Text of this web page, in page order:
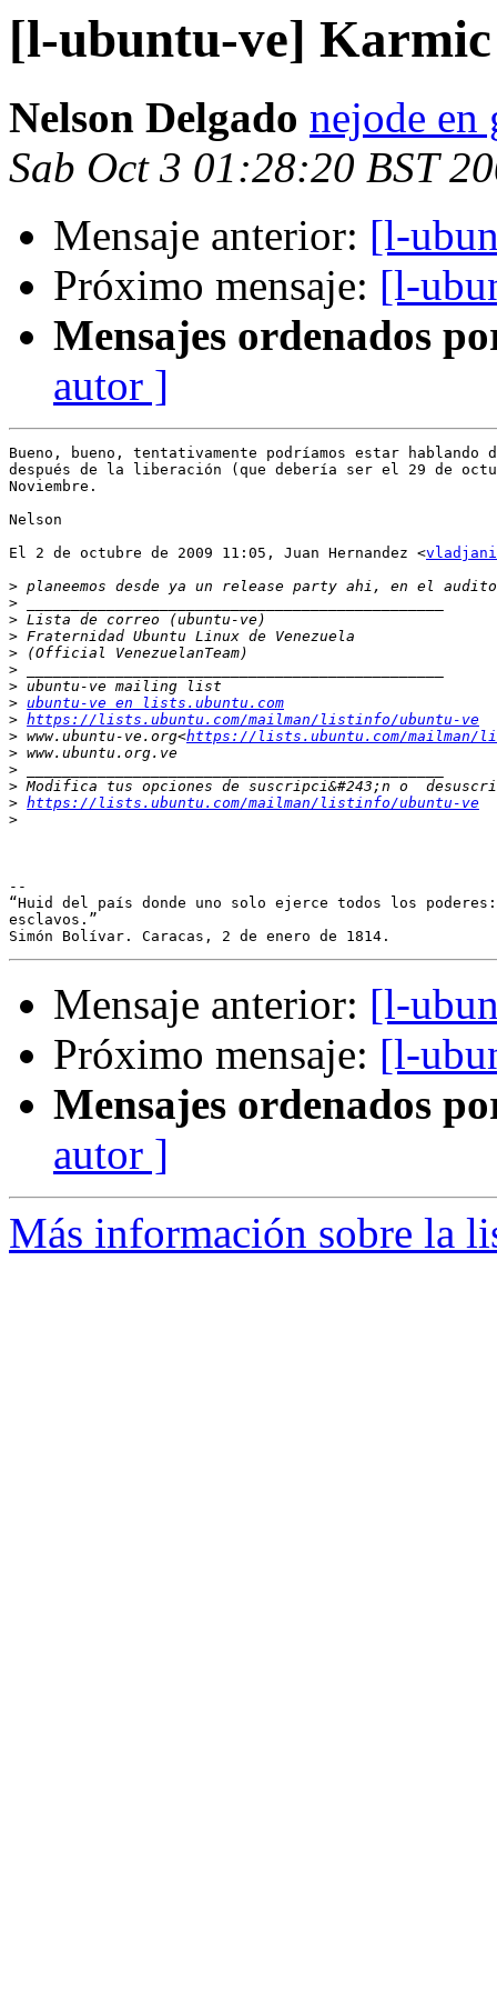
[l-ubuntu-ve]
Nelson Delgado nejode en
Sab Oct 3 01:28:20 BST
Mensaje anterior: [l-
Próximo mensaje: [l-
Mensajes ordenados
autor ]
Bueno, bueno, tentativamente podríamos estar hablando
después de la liberación (que debería ser el 29 de
Noviembre.
Nelson
El 2 de octubre de 2009 11:05, Juan Hernandez <
>
>
>
>
>
>
>
> ubuntu-ve en lists.ubuntu.com
> https://lists.ubuntu.com/mailman/listinfo/ubuntu-ve
> www.ubuntu-ve.org<https://lists.ubuntu.com/mailman/
>
>
>
> https://lists.ubuntu.com/mailman/listinfo/ubuntu-ve
>
--
“Huid del país donde uno solo ejerce todos los
esclavos.”
Mensaje anterior: [l-
Próximo mensaje: [l-
Mensajes ordenados
autor ]
Más información sobre la